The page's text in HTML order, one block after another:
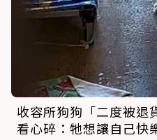
收容所狗狗「二度被退
看心碎：牠想讓自己快